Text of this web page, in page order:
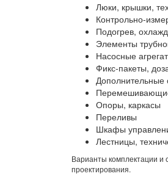
Люки, крышки,
Контрольно-
Подогрев,
Элементы
Насосные
Фикс-пакеты,
Дополнительные
Опоры, каркасы
Переливы
Шкафы
Лестницы,
Варианты комплектации и
проектирования.